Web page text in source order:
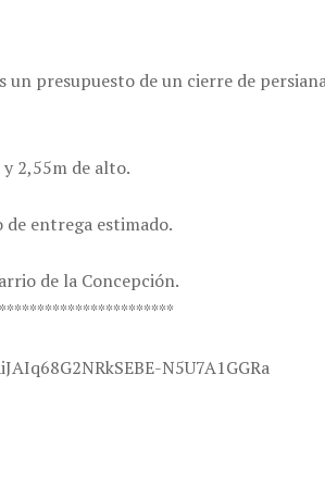
presupuesto de un cierre de
2,55m de alto.
entrega estimado.
de la Concepción.
N5U7A1GGRa